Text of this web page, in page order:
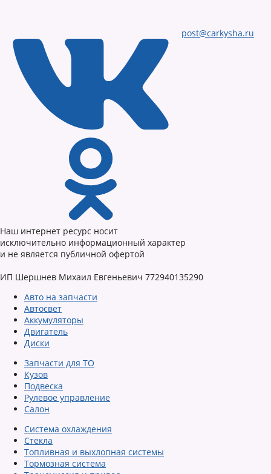
post@carkysha.ru
Наш интернет ресурс носит
исключительно информационный характер
и не является публичной офертой
ИП Шершнев Михаил Евгеньевич 772940135290
Авто на запчасти
Автосвет
Аккумуляторы
Двигатель
Диски
Запчасти для ТО
Кузов
Подвеска
Рулевое управление
Салон
Система охлаждения
Стекла
Топливная и выхлопная системы
Тормозная система